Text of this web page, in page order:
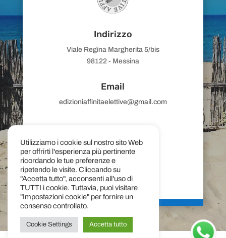
Indirizzo
Viale Regina Margherita 5/bis
98122 - Messina
Email
edizioniaffinitaelettive@gmail.com
Telefono
(+39)090 359444
+39 392 9802468
Utilizziamo i cookie sul nostro sito Web
per offrirti l'esperienza più pertinente
ricordando le tue preferenze e
ripetendo le visite. Cliccando su
"Accetta tutto", acconsenti all'uso di
TUTTI i cookie. Tuttavia, puoi visitare
"Impostazioni cookie" per fornire un
consenso controllato.
Cookie Settings Accetta tutto